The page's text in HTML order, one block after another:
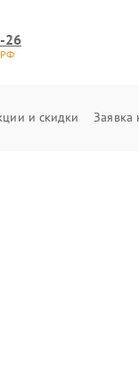
26
РФ
и скидки Заявка